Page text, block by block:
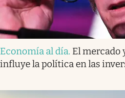
Economía al día. El mercado
influye la política en las